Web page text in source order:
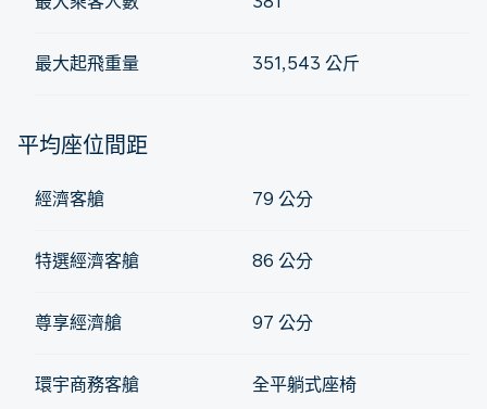
最大起飛重量 351,543 公斤
平均座位間距
經濟客艙 79 公分
特選經濟客艙 86 公分
尊享經濟艙 97 公分
環宇商務客艙 全平躺式座椅